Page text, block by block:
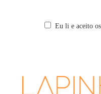
Eu li e aceito